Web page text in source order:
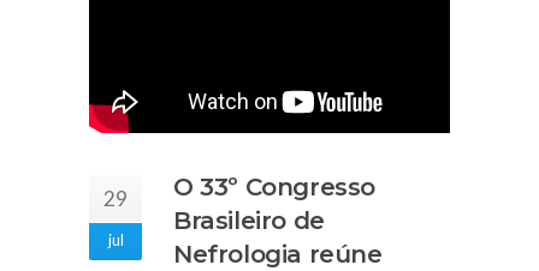
29
jul
O 33º Congresso
Brasileiro de
Nefrologia reúne